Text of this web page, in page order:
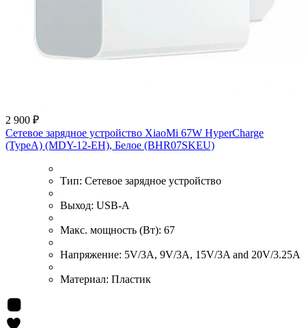
2 900 ₽
Сетевое зарядное устройство XiaoMi 67W HyperCharge
(TypeA) (MDY-12-EH), Белое (BHR07SKEU)
Тип: Сетевое зарядное устройство
Выход: USB-A
Макс. мощность (Вт): 67
Напряжение: 5V/3A, 9V/3A, 15V/3A and 20V/3.25A
Материал: Пластик